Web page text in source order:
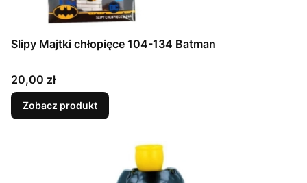
Slipy Majtki chłopięce 104-134 Batman
Cena
20,00 zł
Zobacz produkt